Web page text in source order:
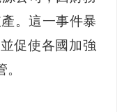
。這一事件暴
促使各國加強